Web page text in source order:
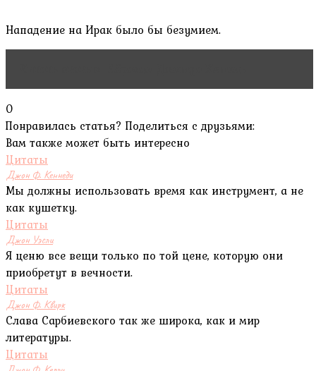
Нападение на Ирак было бы безумием.
0
Понравилась статья? Поделиться с друзьями:
Вам также может быть интересно
Цитаты
Джон Ф. Кеннеди
Мы должны использовать время как инструмент, а не
как кушетку.
Цитаты
Джон Уэсли
Я ценю все вещи только по той цене, которую они
приобретут в вечности.
Цитаты
Джон Ф. Квирк
Слава Сарбиевского так же широка, как и мир
литературы.
Цитаты